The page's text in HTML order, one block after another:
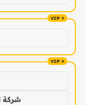
شركة